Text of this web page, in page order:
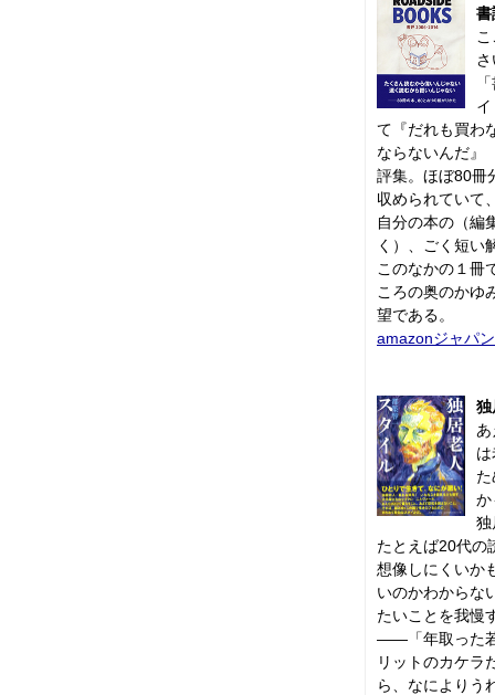
書
て『だれも買わ
ならないんだ』
評集。ほぼ80冊
収められていて
自分の本の（編
く）、ごく短い
このなかの１冊
ころの奥のかゆ
望である。
amazonジャパン
独
か
独
たとえば20代の
想像しにくいか
いのかわからな
たいことを我慢
――「年取った
リットのカケラ
ら、なによりう